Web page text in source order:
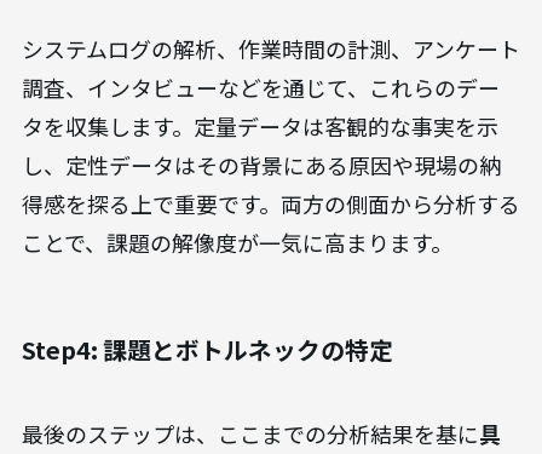
システムログの解析、作業時間の計測、アンケート
調査、インタビューなどを通じて、これらのデー
タを収集します。定量データは客観的な事実を示
し、定性データはその背景にある原因や現場の納
得感を探る上で重要です。両方の側面から分析する
ことで、課題の解像度が一気に高まります。
Step4: 課題とボトルネックの特定
最後のステップは、ここまでの分析結果を基に具